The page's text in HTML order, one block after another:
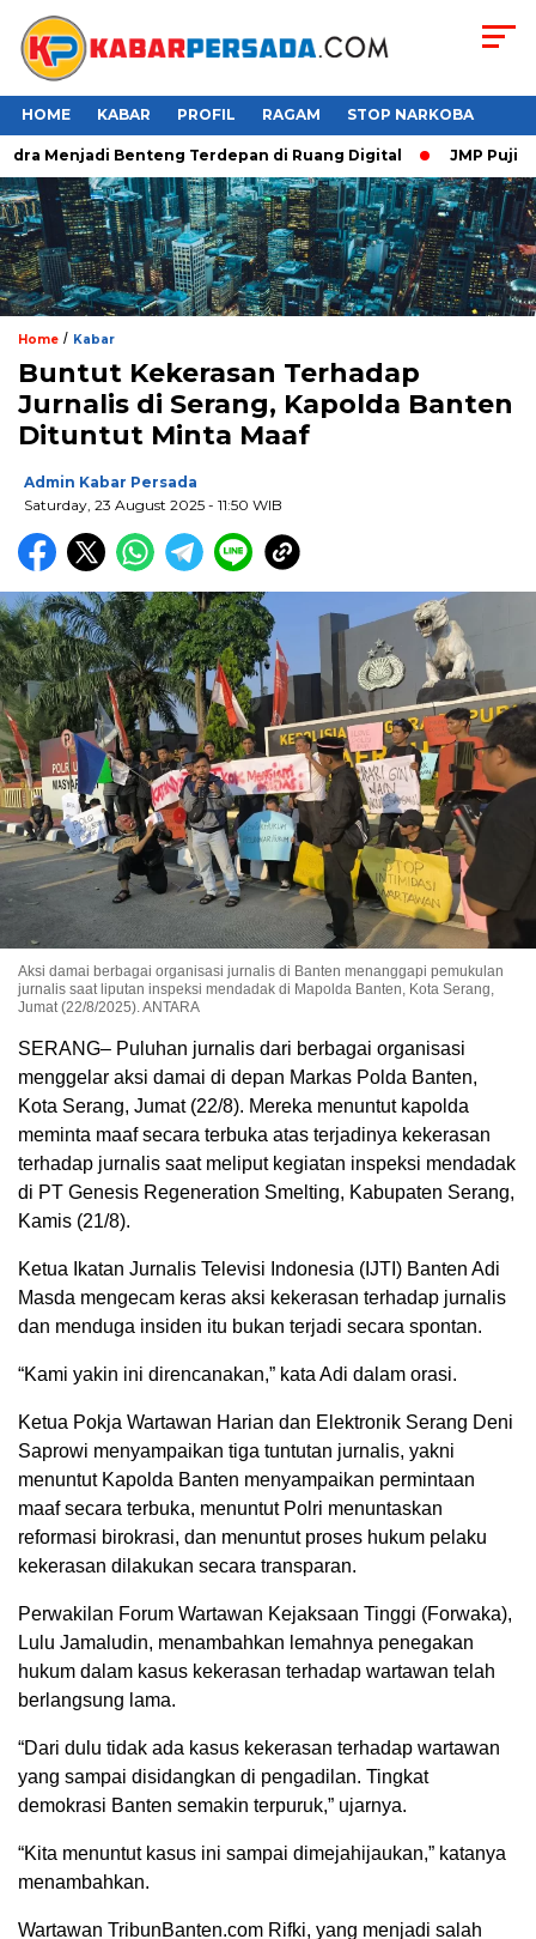
HOME KABAR PROFIL RAGAM STOP NARKOBA
Menjadi Benteng Terdepan di Ruang Digital JMP Puji
Home / Kabar
Buntut Kekerasan Terhadap
Jurnalis di Serang, Kapolda Banten
Dituntut Minta Maaf
Admin Kabar Persada
Saturday, 23 August 2025 - 11:50 WIB
Aksi damai berbagai organisasi jurnalis di Banten menanggapi pemukulan
jurnalis saat liputan inspeksi mendadak di Mapolda Banten, Kota Serang,
Jumat (22/8/2025). ANTARA
SERANG– Puluhan jurnalis dari berbagai organisasi
menggelar aksi damai di depan Markas Polda Banten,
Kota Serang, Jumat (22/8). Mereka menuntut kapolda
meminta maaf secara terbuka atas terjadinya kekerasan
terhadap jurnalis saat meliput kegiatan inspeksi mendadak
di PT Genesis Regeneration Smelting, Kabupaten Serang,
Kamis (21/8).
Ketua Ikatan Jurnalis Televisi Indonesia (IJTI) Banten Adi
Masda mengecam keras aksi kekerasan terhadap jurnalis
dan menduga insiden itu bukan terjadi secara spontan.
“Kami yakin ini direncanakan,” kata Adi dalam orasi.
Ketua Pokja Wartawan Harian dan Elektronik Serang Deni
Saprowi menyampaikan tiga tuntutan jurnalis, yakni
menuntut Kapolda Banten menyampaikan permintaan
maaf secara terbuka, menuntut Polri menuntaskan
reformasi birokrasi, dan menuntut proses hukum pelaku
kekerasan dilakukan secara transparan.
Perwakilan Forum Wartawan Kejaksaan Tinggi (Forwaka),
Lulu Jamaludin, menambahkan lemahnya penegakan
hukum dalam kasus kekerasan terhadap wartawan telah
berlangsung lama.
“Dari dulu tidak ada kasus kekerasan terhadap wartawan
yang sampai disidangkan di pengadilan. Tingkat
demokrasi Banten semakin terpuruk,” ujarnya.
“Kita menuntut kasus ini sampai dimejahijaukan,” katanya
menambahkan.
Wartawan TribunBanten.com Rifki, yang menjadi salah